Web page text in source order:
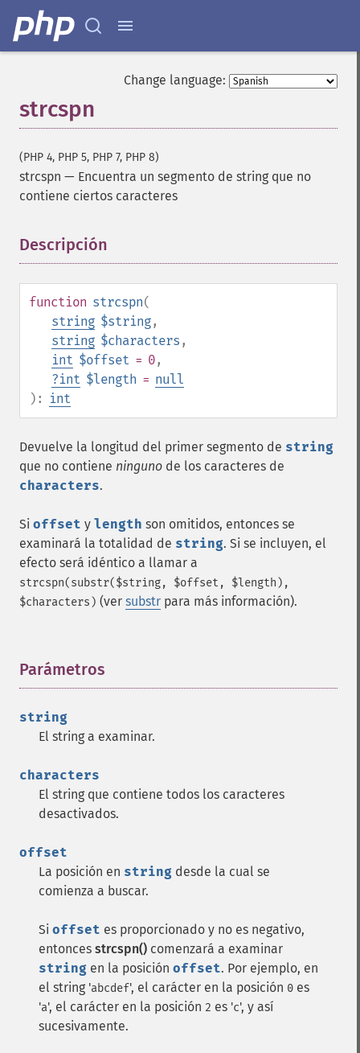
Change language:
strcspn
(PHP 4, PHP 5, PHP 7, PHP 8)
strcspn — Encuentra un segmento de string que no
contiene ciertos caracteres
Descripción
function strcspn(
string $string,
string $characters ,
int $offset = 0,
?int $length = null
):
int
Devuelve la longitud del primer segmento de string
que no contiene ninguno de los caracteres de
characters.
Si offset y length son omitidos, entonces se
examinará la totalidad de string. Si se incluyen, el
efecto será idéntico a llamar a
strcspn(substr($string, $offset, $length),
$characters) (ver substr para más información).
Parámetros
string
El string a examinar.
characters
El string que contiene todos los caracteres
desactivados.
offset
La posición en string desde la cual se
comienza a buscar.
Si offset es proporcionado y no es negativo,
entonces strcspn() comenzará a examinar
string en la posición offset. Por ejemplo, en
el string 'abcdef', el carácter en la posición 0 es
'a', el carácter en la posición 2 es 'c', y así
sucesivamente.